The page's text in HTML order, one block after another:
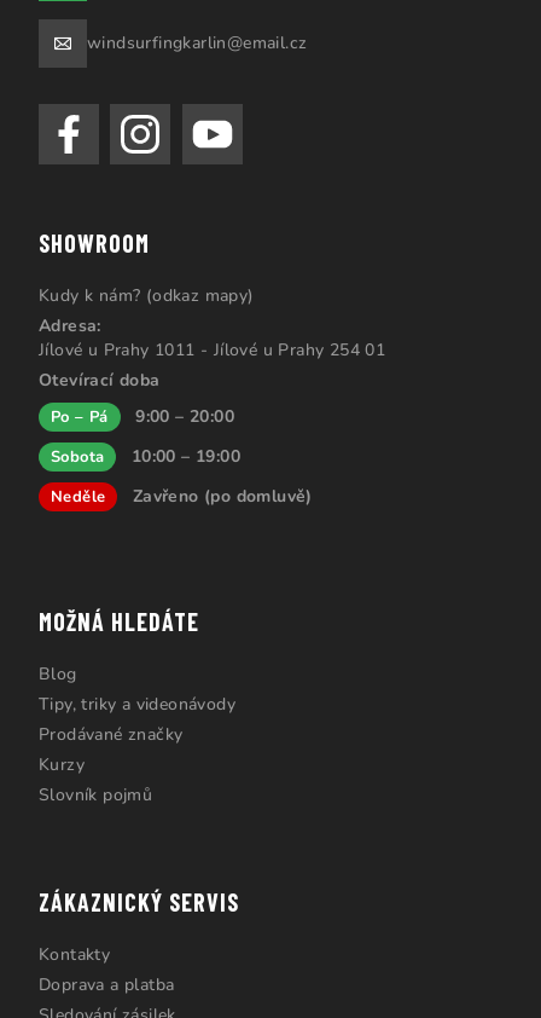
windsurfingkarlin@email.cz
SHOWROOM
Kudy k nám? (odkaz mapy)
Adresa:
Jílové u Prahy 1011 - Jílové u Prahy 254 01
Otevírací doba
Po – Pá 9:00 – 20:00
Sobota 10:00 – 19:00
Neděle Zavřeno (po domluvě)
MOŽNÁ HLEDÁTE
Blog
Tipy, triky a videonávody
Prodávané značky
Kurzy
Slovník pojmů
ZÁKAZNICKÝ SERVIS
Kontakty
Doprava a platba